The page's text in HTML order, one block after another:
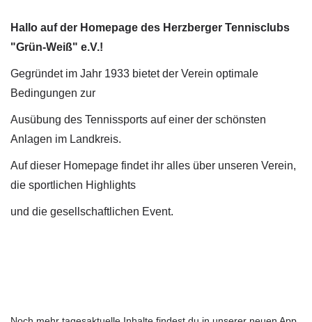
Hallo auf der Homepage des Herzberger Tennisclubs
"Grün-Weiß" e.V.!
Gegründet im Jahr 1933 bietet der Verein optimale
Bedingungen zur
Ausübung des Tennissports auf einer der schönsten
Anlagen im Landkreis.
Auf dieser Homepage findet ihr alles über unseren Verein,
die sportlichen Highlights
und die gesellschaftlichen Event.